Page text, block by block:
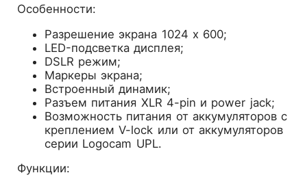
Особенности:
Разрешение экрана 1024 х 600;
LED-подсветка дисплея;
DSLR режим;
Маркеры экрана;
Встроенный динамик;
Разъем питания XLR 4-pin и power jack;
Возможность питания от аккумуляторов с
креплением V-lock или от аккумуляторов
серии Logocam UPL.
Функции: